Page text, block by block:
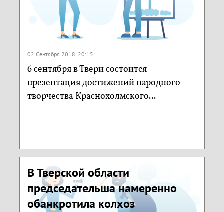
02 Сентября 2018, 20:15
6 сентября в Твери состоится
презентация достижений народного
творчества Краснохолмского...
В Тверской области
председательша намеренно
обанкротила колхоз